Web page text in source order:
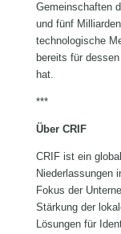
Gemeinschaften
und fünf
technologische
bereits für
hat.
***
Über CRIF
CRIF ist ein
Niederlassungen
Fokus der
Stärkung der
Lösungen für